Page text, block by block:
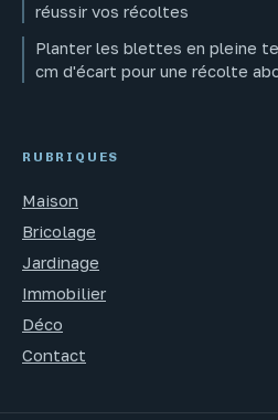
réussir vos récoltes
Planter les blettes en pleine
cm d'écart pour une récolte
RUBRIQUES
Maison
Bricolage
Jardinage
Immobilier
Déco
Contact